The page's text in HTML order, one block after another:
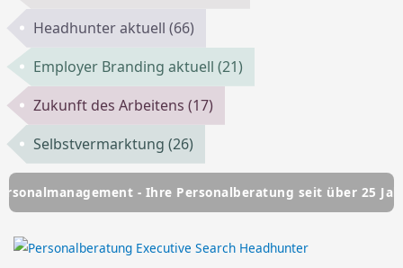
Headhunter aktuell(66)
Employer Branding aktuell(21)
Zukunft des Arbeitens(17)
Selbstvermarktung(26)
- Ihre Personalberatung seit über 25 Jahren